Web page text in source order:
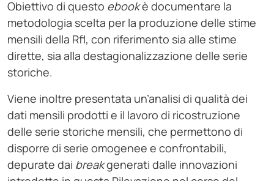
Obiettivo di questo ebookè documentare la
metodologia scelta per la produzione delle stime
mensili della Rfl, con riferimento sia alle stime
dirette, sia alla destagionalizzazione delle serie
storiche.
Viene inoltre presentata un’analisi di qualità dei
dati mensili prodotti e il lavoro di ricostruzione
delle serie storiche mensili, che permettono di
disporre di serie omogenee e confrontabili,
depurate dai breakgenerati dalle innovazioni